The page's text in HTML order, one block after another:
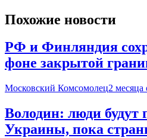
Похожие новости
РФ и Финляндия
фоне закрытой
Московский Комсомолец2 месяца
Володин: люди будут
Украины, пока